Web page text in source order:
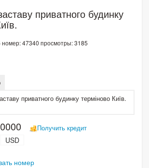
Подать объявление
приватного будинку
номер: 47340 просмотры: 3185
Получить кредит
USD
номер